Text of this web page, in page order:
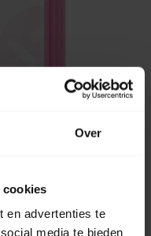
Over
cookies
en advertenties te
media te bieden
1 ltr